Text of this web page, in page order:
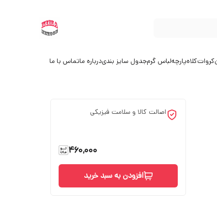
کرواتکلاهپارچهلباس گرمجدول سایز بندیدرباره ماتماس با ما
اصالت کالا و سلامت فیزیکی
460,000
افزودن به سبد خرید